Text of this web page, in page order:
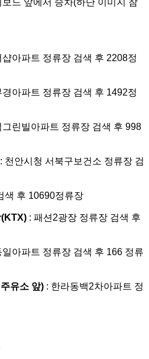
드 앞에서 승차(하단 이미지 참
샵아파트 정류장 검색 후 2208정
경아파트 정류장 검색 후 1492정
그린빌아파트 정류장 검색 후 998
: 천안시청 서북구보건소 정류장 검
색 후 10690정류장
: 패션2광장 정류장 검색 후
일아파트 정류장 검색 후 166 정류
유소 앞) : 한라동백2차아파트 정